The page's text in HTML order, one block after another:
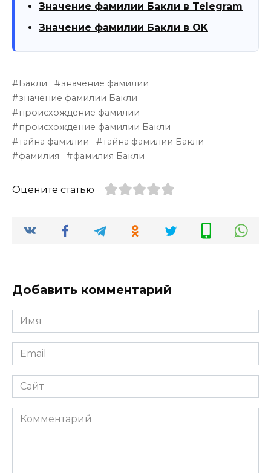
Значение фамилии Бакли в Telegram
Значение фамилии Бакли в OK
Бакли
значение фамилии
значение фамилии Бакли
происхождение фамилии
происхождение фамилии Бакли
тайна фамилии
тайна фамилии Бакли
фамилия
фамилия Бакли
Оцените статью
Добавить комментарий
Имя
*
Email
*
Сайт
Комментарий